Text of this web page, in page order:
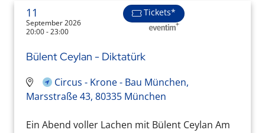
11
September 2026
20:00 - 23:00
Tickets*
Bülent Ceylan - Diktatürk
Circus - Krone - Bau München,
Marsstraße 43, 80335 München
Ein Abend voller Lachen mit Bülent Ceylan Am